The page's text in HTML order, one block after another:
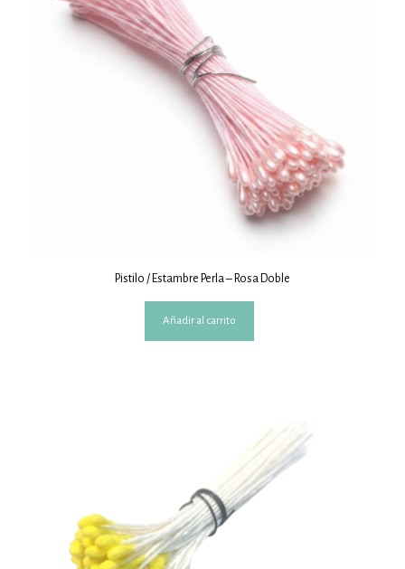
Pistilo / Estambre Perla – Rosa Doble
Añadir al carrito